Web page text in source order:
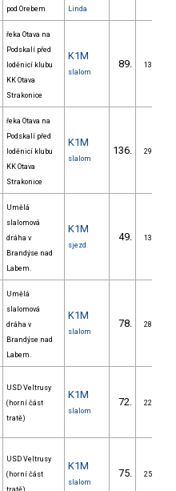
pod Orebem
Linda
řeka Otava na
Podskalí před
loděnicí klubu
KK Otava
Strakonice
K1M
slalom
89. 13/ZM
řeka Otava na
Podskalí před
loděnicí klubu
KK Otava
Strakonice
K1M
slalom
136. 29/ZM
Umělá
slalomová
dráha v
Brandýse nad
Labem.
K1M
sjezd
49. 13/ZM
Umělá
slalomová
dráha v
Brandýse nad
Labem.
K1M
slalom
78. 28/ZM
USD Veltrusy
(horní část
tratě)
K1M
slalom
72. 22/ZM
USD Veltrusy
(horní část
K1M
slalom
75. 25/ZM